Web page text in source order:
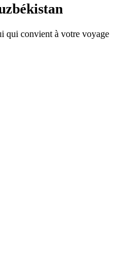
qui convient à votre voyage